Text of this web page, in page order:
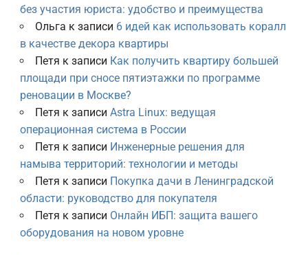
без участия юриста: удобство и преимущества
Ольга к записи 6 идей как использовать коралл
в качестве декора квартиры
Петя к записи Как получить квартиру большей
площади при сносе пятиэтажки по программе
реновации в Москве?
Петя к записи Astra Linux: ведущая
операционная система в России
Петя к записи Инженерные решения для
намыва территорий: технологии и методы
Петя к записи Покупка дачи в Ленинградской
области: руководство для покупателя
Петя к записи Онлайн ИБП: защита вашего
оборудования на новом уровне